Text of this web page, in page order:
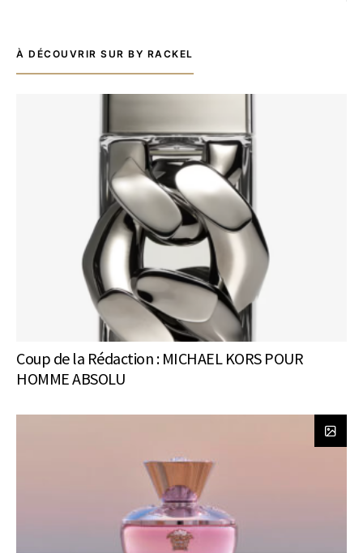
À DÉCOUVRIR SUR BY RACKEL
Coup de la Rédaction : MICHAEL KORS POUR
HOMME ABSOLU